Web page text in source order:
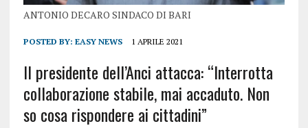
ANTONIO DECARO SINDACO DI BARI
POSTED BY: EASY NEWS 1 APRILE 2021
Il presidente dell’Anci attacca: “Interrotta
collaborazione stabile, mai accaduto. Non
so cosa rispondere ai cittadini”